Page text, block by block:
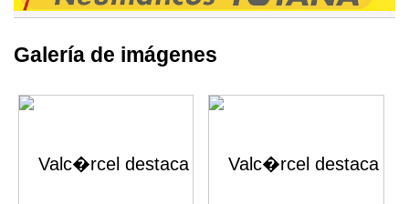
Galería de imágenes